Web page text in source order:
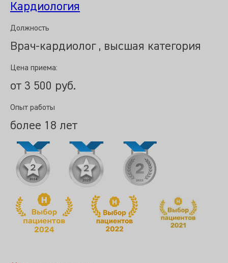
Кардиология
Должность
Врач-кардиолог , высшая категория
Цена приема:
от 3 500 руб.
Опыт работы
более 18 лет